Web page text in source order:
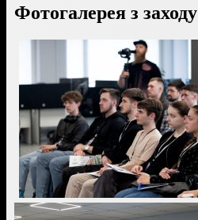
Фотогалерея з заходу